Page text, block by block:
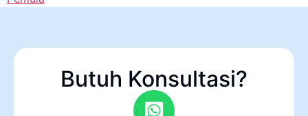
Butuh Konsultasi?